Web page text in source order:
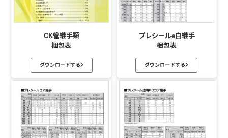
CK管継手類
梱包表
ダウンロードする
プレシールe白継手
梱包表
ダウンロードする